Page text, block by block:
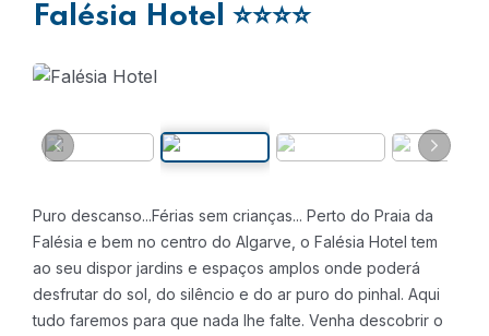
Falésia Hotel ⭐⭐⭐⭐
Puro descanso...Férias sem crianças... Perto do Praia da
Falésia e bem no centro do Algarve, o Falésia Hotel tem
ao seu dispor jardins e espaços amplos onde poderá
desfrutar do sol, do silêncio e do ar puro do pinhal. Aqui
tudo faremos para que nada lhe falte. Venha descobrir o